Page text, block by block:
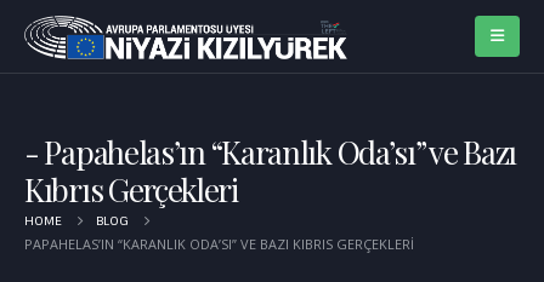
Papahelas’ın “Karanlık Oda’sı” ve Bazı
Kıbrıs Gerçekleri
HOME BLOG
PAPAHELAS’IN “KARANLIK ODA’SI” VE BAZI KIBRIS GERÇEKLERI